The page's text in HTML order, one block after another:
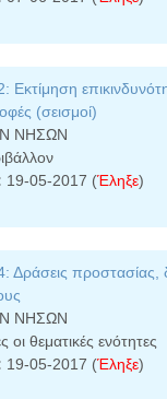
(σεισμοί)
ΝΗΣΩΝ
19-05-2017 (Έληξε)
προστασίας,
ΝΗΣΩΝ
οι θεματικές ενότητες
19-05-2017 (Έληξε)